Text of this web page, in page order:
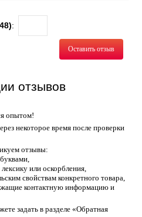
:
Оставить отзыв
отзывов
опытом!
некоторое время после проверки
отзывы:
или оскорбления,
свойствам конкретного товара,
контактную информацию и
задать в разделе «Обратная